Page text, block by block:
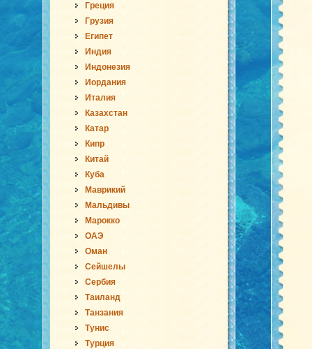
Греция
Грузия
Египет
Индия
Индонезия
Иордания
Италия
Казахстан
Катар
Кипр
Китай
Куба
Маврикий
Мальдивы
Марокко
ОАЭ
Оман
Сейшелы
Сербия
Таиланд
Танзания
Тунис
Турция